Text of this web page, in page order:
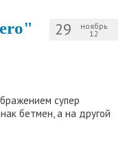
29 ноябрь
12
супер
бетмен, а на другой